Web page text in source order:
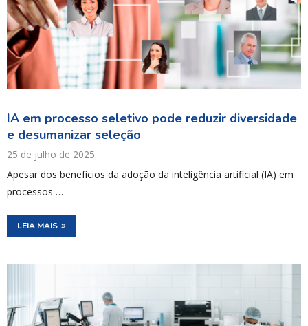
IA em processo seletivo pode reduzir diversidade
e desumanizar seleção
25 de julho de 2025
Apesar dos benefícios da adoção da inteligência artificial (IA) em
processos …
LEIA MAIS